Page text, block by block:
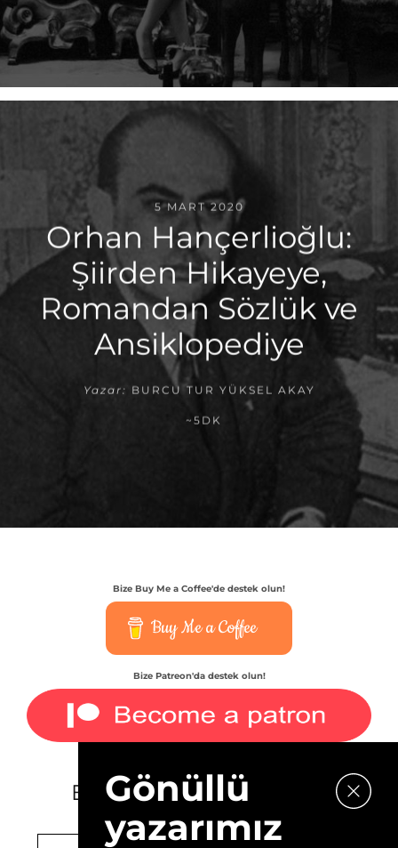
5 MART 2020
Orhan Hançerlioğlu:
Şiirden Hikayeye,
Romandan Sözlük ve
Ansiklopediye
Yazar: BURCU TUR YÜKSEL AKAY
~5DK
Bize Buy Me a Coffee'de destek olun!
Buy Me a Coffee
Bize Patreon'da destek olun!
E-bültenimize kaydolun.
Gönüllü
yazarımız